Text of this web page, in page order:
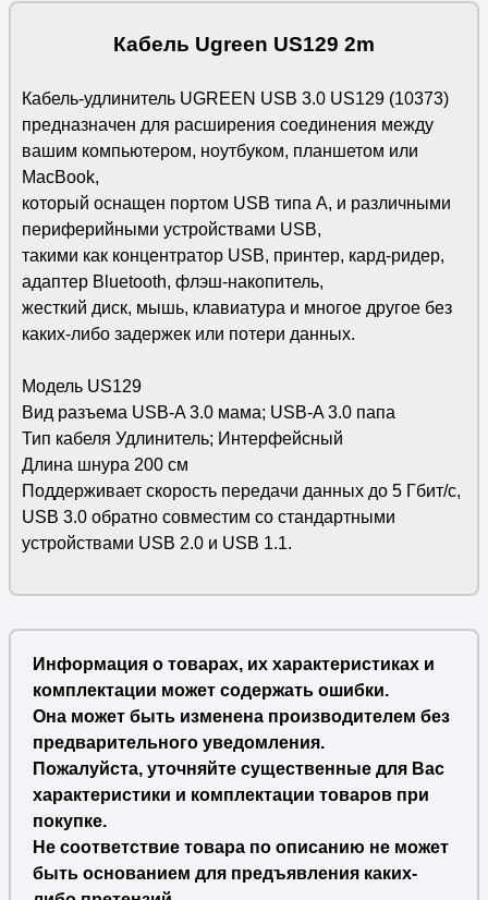
Кабель Ugreen US129 2m
Кабель-удлинитель UGREEN USB 3.0 US129 (10373)
предназначен для расширения соединения между
вашим компьютером, ноутбуком, планшетом или
MacBook,
который оснащен портом USB типа А, и различными
периферийными устройствами USB,
такими как концентратор USB, принтер, кард-ридер,
адаптер Bluetooth, флэш-накопитель,
жесткий диск, мышь, клавиатура и многое другое без
каких-либо задержек или потери данных.
Модель US129
Вид разъема USB-A 3.0 мама; USB-A 3.0 папа
Тип кабеля Удлинитель; Интерфейсный
Длина шнура 200 см
Поддерживает скорость передачи данных до 5 Гбит/с,
USB 3.0 обратно совместим со стандартными
устройствами USB 2.0 и USB 1.1.
Информация о товарах, их характеристиках и
комплектации может содержать ошибки.
Она может быть изменена производителем без
предварительного уведомления.
Пожалуйста, уточняйте существенные для Вас
характеристики и комплектации товаров при
покупке.
Не соответствие товара по описанию не может
быть основанием для предъявления каких-